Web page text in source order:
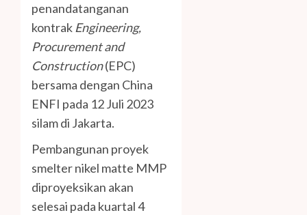
penandatanganan
kontrak Engineering,
Procurement and
Construction(EPC)
bersama dengan China
ENFI pada 12 Juli 2023
silam di Jakarta.
Pembangunan proyek
smelter nikel matte MMP
diproyeksikan akan
selesai pada kuartal 4